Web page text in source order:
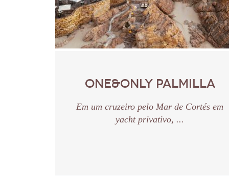
ONE&ONLY PALMILLA
Em um cruzeiro pelo Mar de Cortés em
yacht privativo, ...